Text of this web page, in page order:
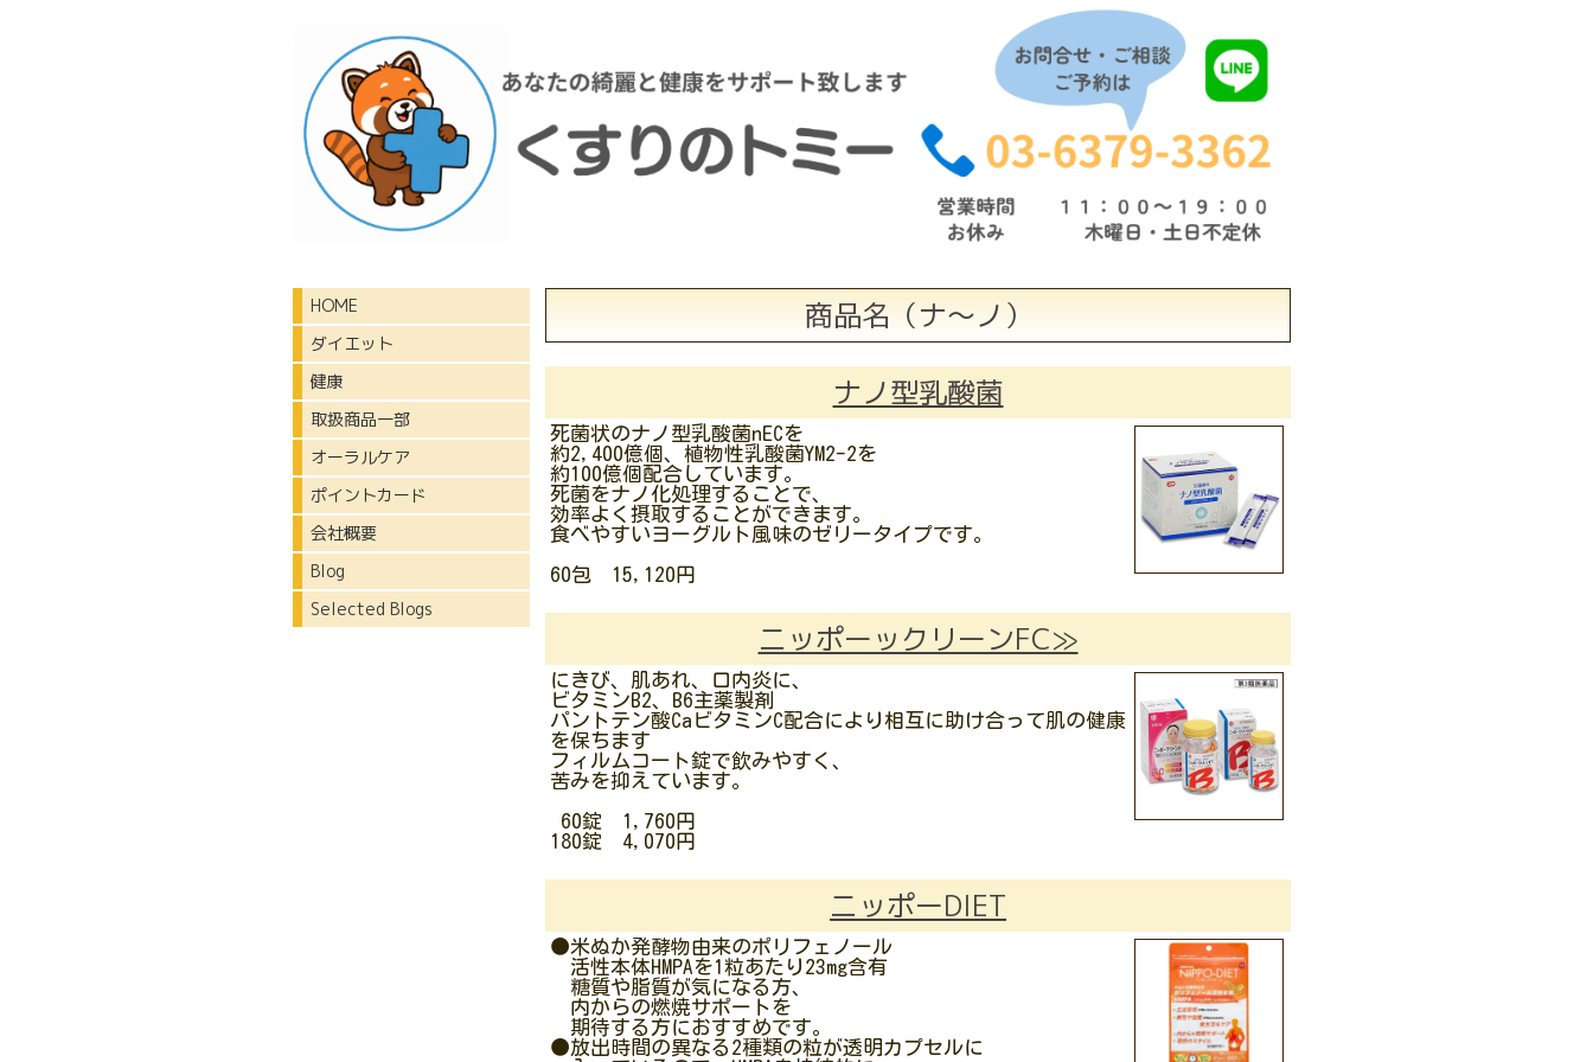
商品名（ナ～ノ）
ナノ型乳酸菌
死菌状のナノ型乳酸菌nECを
約2,400億個、植物性乳酸菌YM2-2を
約100億個配合しています。
死菌をナノ化処理することで、
効率よく摂取することができます。
食べやすいヨーグルト風味のゼリータイプです。
60包 15,120円
ニッポーックリーンFC≫
にきび、肌あれ、口内炎に、
ビタミンB2、B6主薬製剤
パントテン酸CaビタミンC配合により相互に助け合って肌の健康
を保ちます
フィルムコート錠で飲みやすく、
苦みを抑えています。
60錠 1,760円
180錠 4,070円
ニッポーDIET
●米ぬか発酵物由来のポリフェノール
活性本体HMPAを1粒あたり23mg含有
糖質や脂質が気になる方、
内からの燃焼サポートを
期待する方におすすめです。
●放出時間の異なる2種類の粒が透明カプセルに
HOME
ダイエット
健康
取扱商品一部
オーラルケア
ポイントカード
会社概要
Blog
Selected Blogs